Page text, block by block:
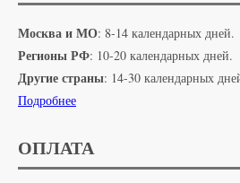
Москва и МО: 8-14 календарных дней.
Регионы РФ: 10-20 календарных дней.
Другие страны: 14-30 календарных
Подробнее
ОПЛАТА